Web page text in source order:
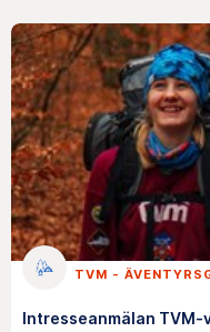
TVM -
Intresseanmälan TVM-